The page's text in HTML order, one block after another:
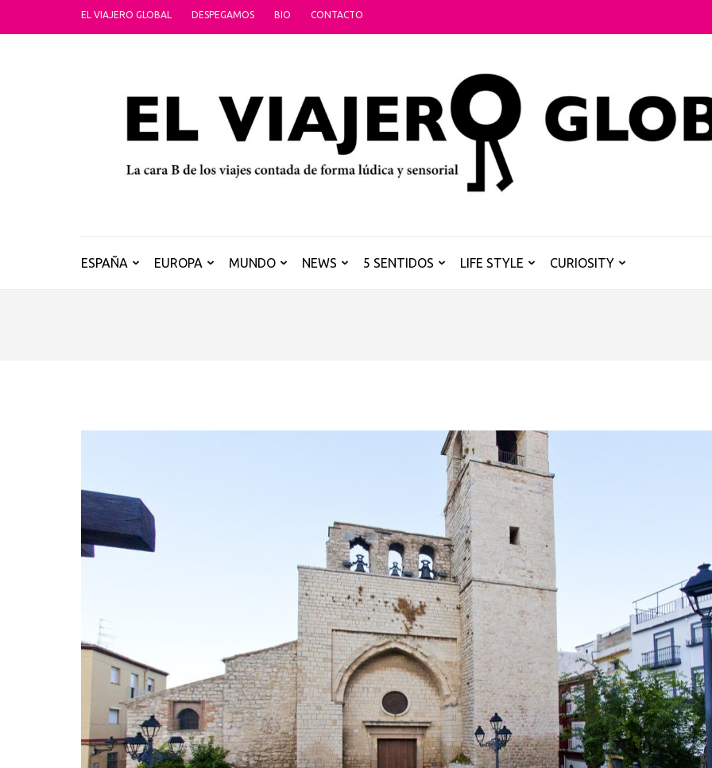
EL VIAJERO GLOBAL DESPEGAMOS BIO CONTACTO
ESPAÑA EUROPA MUNDO NEWS 5 SENTIDOS LIFE STYLE CURIOSITY